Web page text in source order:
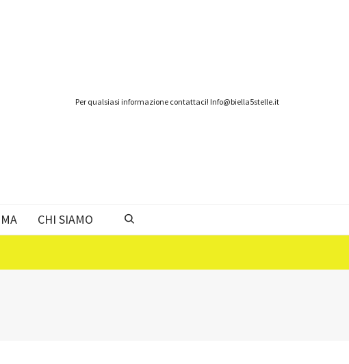
Per qualsiasi informazione contattaci! Info@biella5stelle.it
CHI SIAMO